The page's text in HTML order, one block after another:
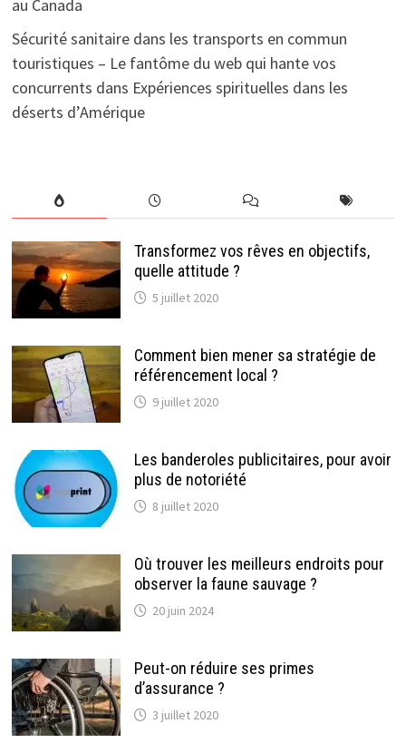
au Canada
Sécurité sanitaire dans les transports en commun
touristiques – Le fantôme du web qui hante vos
concurrents dans Expériences spirituelles dans les
déserts d’Amérique
Transformez vos rêves en objectifs,
quelle attitude ?
5 juillet 2020
Comment bien mener sa stratégie de
référencement local ?
9 juillet 2020
Les banderoles publicitaires, pour avoir
plus de notoriété
8 juillet 2020
Où trouver les meilleurs endroits pour
observer la faune sauvage ?
20 juin 2024
Peut-on réduire ses primes
d’assurance ?
3 juillet 2020